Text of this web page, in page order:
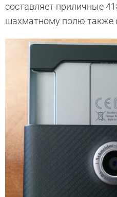
составляет приличные
шахматному полю также